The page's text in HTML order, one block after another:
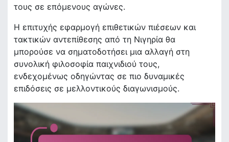
τους σε επόμενους αγώνες.
Η επιτυχής εφαρμογή επιθετικών πιέσεων και
τακτικών αντεπίθεσης από τη Νιγηρία θα
μπορούσε να σηματοδοτήσει μια αλλαγή στη
συνολική φιλοσοφία παιχνιδιού τους,
ενδεχομένως οδηγώντας σε πιο δυναμικές
επιδόσεις σε μελλοντικούς διαγωνισμούς.